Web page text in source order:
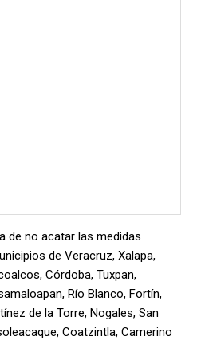
de no acatar las medidas
de Veracruz, Xalapa,
Córdoba, Tuxpan,
Río Blanco, Fortín,
de la Torre, Nogales, San
Coatzintla, Camerino